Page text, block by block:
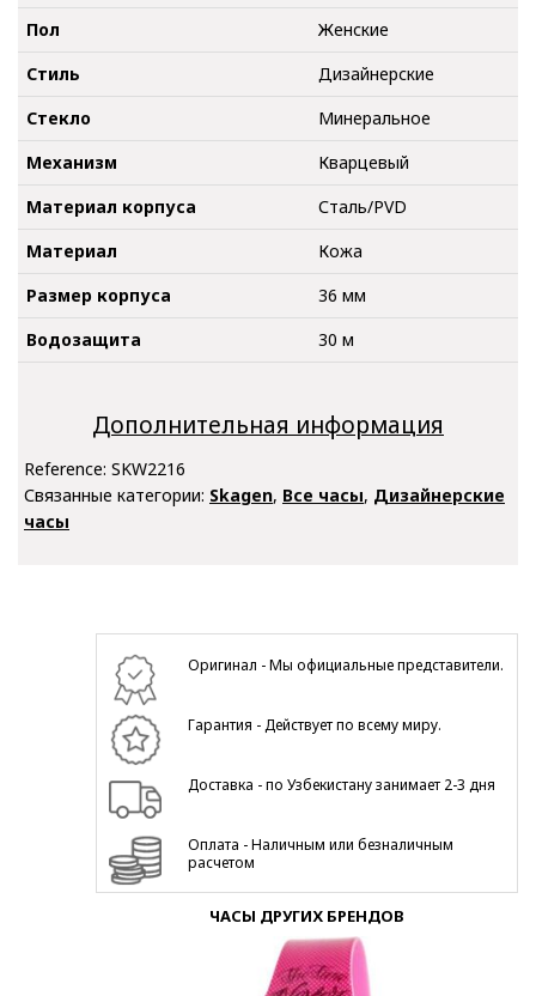
Пол
Женские
Стиль
Дизайнерские
Стекло
Минеральное
Механизм
Кварцевый
Материал корпуса
Сталь/PVD
Материал
Кожа
Размер корпуса
36 мм
Водозащита
30 м
Дополнительная информация
Reference: SKW2216
Связанные категории: Skagen, Все часы, Дизайнерские
часы
Оригинал - Мы официальные представители.
Гарантия - Действует по всему миру.
Доставка - по Узбекистану занимает 2-3 дня
Оплата - Наличным или безналичным
расчетом
ЧАСЫ ДРУГИХ БРЕНДОВ